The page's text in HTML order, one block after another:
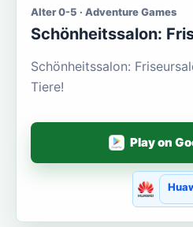
Alter 0-5 · Adventure Games
Schönheitssalon:
Schönheitssalon:
Tiere!
Play on